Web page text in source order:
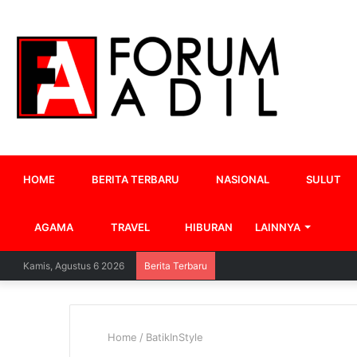
HOME BERITA TERBARU NASIONAL SULUT
AGAMA TRAVEL HIBURAN LAINNYA
Kamis, Agustus 6 2026 Berita Terbaru
Home / BatikInStyle